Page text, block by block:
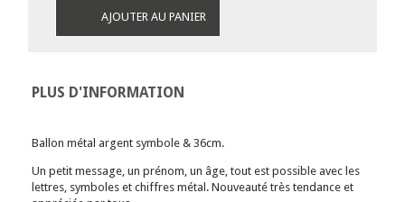
AJOUTER AU PANIER
PLUS D'INFORMATION
Ballon métal argent symbole & 36cm.
Un petit message, un prénom, un âge, tout est possible avec les
lettres, symboles et chiffres métal. Nouveauté très tendance et